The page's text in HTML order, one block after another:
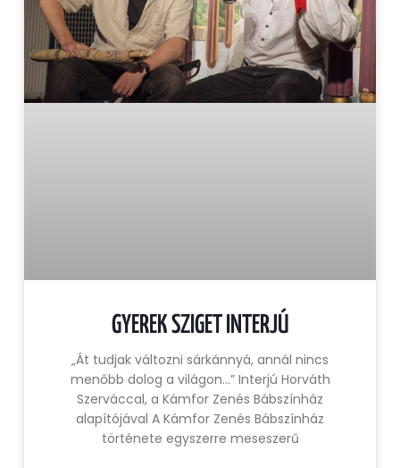
GYEREK SZIGET INTERJÚ
„Át tudjak változni sárkánnyá, annál nincs
menőbb dolog a világon…” Interjú Horváth
Szerváccal, a Kámfor Zenés Bábszínház
alapítójával A Kámfor Zenés Bábszínház
története egyszerre meseszerű